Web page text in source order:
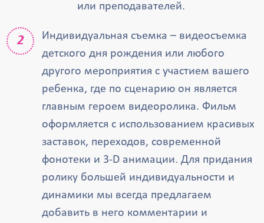
или преподавателей.
Индивидуальная съемка – видеосъемка
детского дня рождения или любого
другого мероприятия с участием вашего
ребенка, где по сценарию он является
главным героем видеоролика. Фильм
оформляется с использованием красивых
заставок, переходов, современной
фонотеки и 3-D анимации. Для придания
ролику большей индивидуальности и
динамики мы всегда предлагаем
добавить в него комментарии и